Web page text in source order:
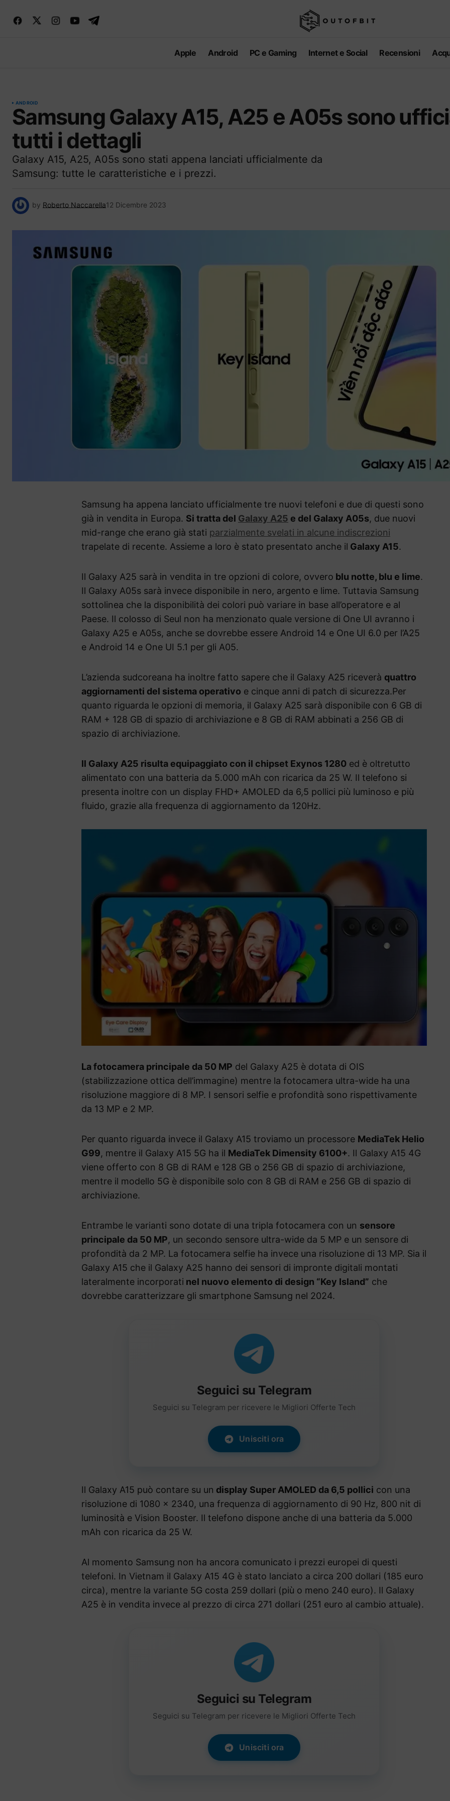
Apple Android PC e Gaming Internet e Social Recensioni
ANDROID
Samsung Galaxy A15, A25 e A05s sono
tutti i dettagli
Galaxy A15, A25, A05s sono stati appena lanciati ufficialmente da
Samsung: tutte le caratteristiche e i prezzi.
by Roberto Naccarella12 Dicembre 2023
Samsung ha appena lanciato ufficialmente tre nuovi telefoni e due di questi sono
già in vendita in Europa. Si tratta del Galaxy A25 e del Galaxy A05s, due nuovi
mid-range che erano già stati parzialmente svelati in alcune indiscrezioni
trapelate di recente. Assieme a loro è stato presentato anche il Galaxy A15.
Il Galaxy A25 sarà in vendita in tre opzioni di colore, ovvero blu notte, blu e lime.
Il Galaxy A05s sarà invece disponibile in nero, argento e lime. Tuttavia Samsung
sottolinea che la disponibilità dei colori può variare in base all’operatore e al
Paese. Il colosso di Seul non ha menzionato quale versione di One UI avranno i
Galaxy A25 e A05s, anche se dovrebbe essere Android 14 e One UI 6.0 per l’A25
e Android 14 e One UI 5.1 per gli A05.
L’azienda sudcoreana ha inoltre fatto sapere che il Galaxy A25 riceverà quattro
aggiornamenti del sistema operativo e cinque anni di patch di sicurezza.Per
quanto riguarda le opzioni di memoria, il Galaxy A25 sarà disponibile con 6 GB di
RAM + 128 GB di spazio di archiviazione e 8 GB di RAM abbinati a 256 GB di
spazio di archiviazione.
Il Galaxy A25 risulta equipaggiato con il chipset Exynos 1280 ed è oltretutto
alimentato con una batteria da 5.000 mAh con ricarica da 25 W. Il telefono si
presenta inoltre con un display FHD+ AMOLED da 6,5 pollici più luminoso e più
fluido, grazie alla frequenza di aggiornamento da 120Hz.
La fotocamera principale da 50 MP del Galaxy A25 è dotata di OIS
(stabilizzazione ottica dell’immagine) mentre la fotocamera ultra-wide ha una
risoluzione maggiore di 8 MP. I sensori selfie e profondità sono rispettivamente
da 13 MP e 2 MP.
Per quanto riguarda invece il Galaxy A15 troviamo un processore MediaTek Helio
G99, mentre il Galaxy A15 5G ha il MediaTek Dimensity 6100+. Il Galaxy A15 4G
viene offerto con 8 GB di RAM e 128 GB o 256 GB di spazio di archiviazione,
mentre il modello 5G è disponibile solo con 8 GB di RAM e 256 GB di spazio di
archiviazione.
Entrambe le varianti sono dotate di una tripla fotocamera con un sensore
principale da 50 MP, un secondo sensore ultra-wide da 5 MP e un sensore di
profondità da 2 MP. La fotocamera selfie ha invece una risoluzione di 13 MP. Sia il
Galaxy A15 che il Galaxy A25 hanno dei sensori di impronte digitali montati
lateralmente incorporati nel nuovo elemento di design “Key Island” che
dovrebbe caratterizzare gli smartphone Samsung nel 2024.
Seguici su Telegram
Seguici su Telegram per ricevere le Migliori Offerte Tech
Unisciti ora
Il Galaxy A15 può contare su un display Super AMOLED da 6,5 pollici con una
risoluzione di 1080 x 2340, una frequenza di aggiornamento di 90 Hz, 800 nit di
luminosità e Vision Booster. Il telefono dispone anche di una batteria da 5.000
mAh con ricarica da 25 W.
Al momento Samsung non ha ancora comunicato i prezzi europei di questi
telefoni. In Vietnam il Galaxy A15 4G è stato lanciato a circa 200 dollari (185 euro
circa), mentre la variante 5G costa 259 dollari (più o meno 240 euro). Il Galaxy
A25 è in vendita invece al prezzo di circa 271 dollari (251 euro al cambio attuale).
Seguici su Telegram
Seguici su Telegram per ricevere le Migliori Offerte Tech
Unisciti ora